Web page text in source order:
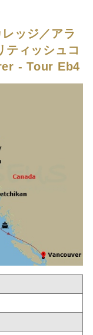
ッジ／アラ
ティッシュコ
- Tour Eb4